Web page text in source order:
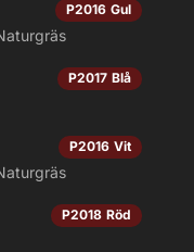
P2016 Gul
P2017 Blå
P2016 Vit
P2018 Röd